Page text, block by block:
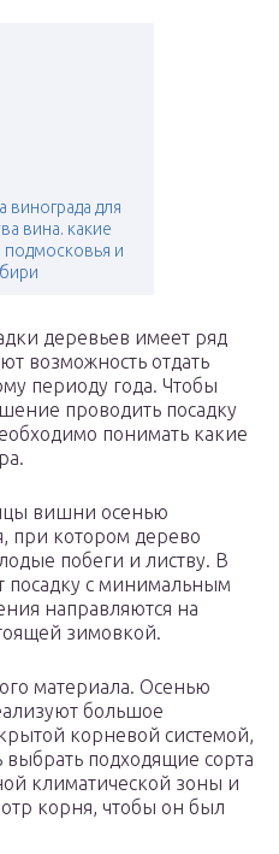
винограда для
вина. какие
подмосковья и
деревьев имеет ряд
возможность отдать
периоду года. Чтобы
проводить посадку
понимать какие
вишни осенью
при котором дерево
побеги и листву. В
посадку с минимальным
направляются на
зимовкой.
материала. Осенью
большое
корневой системой,
выбрать подходящие сорта
климатической зоны и
корня, чтобы он был